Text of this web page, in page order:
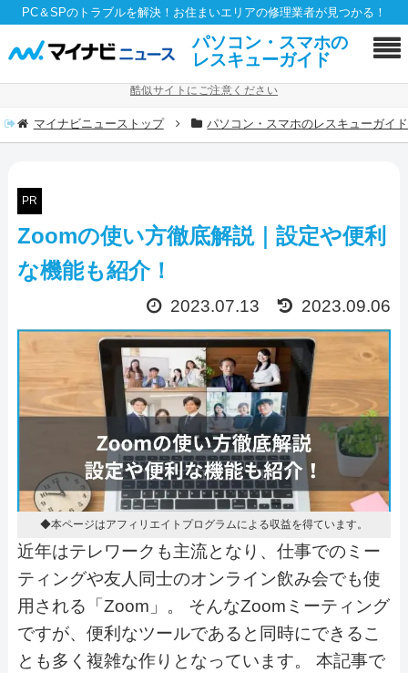
PC＆SPのトラブルを解決！お住まいエリアの修理業者が見つかる！
パソコン・スマホの
レスキューガイド
酷似サイトにご注意ください
マイナビニューストップ パソコン・スマホのレスキューガイド
PR
Zoomの使い方徹底解説｜設定や便利
な機能も紹介！
2023.07.13 2023.09.06
◆本ページはアフィリエイトプログラムによる収益を得ています。
近年はテレワークも主流となり、仕事でのミー
ティングや友人同士のオンライン飲み会でも使
用される「Zoom」。 そんなZoomミーティング
ですが、便利なツールであると同時にできるこ
とも多く複雑な作りとなっています。 本記事で